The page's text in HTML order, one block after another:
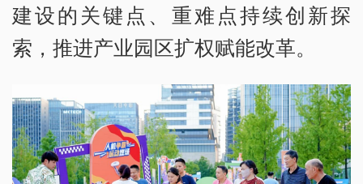
建设的关键点、重难点持续创新探
索，推进产业园区扩权赋能改革。